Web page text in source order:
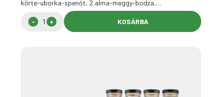
körte-uborka-spenót, 2 alma-meggy-bodza,…
KOSÁRBA